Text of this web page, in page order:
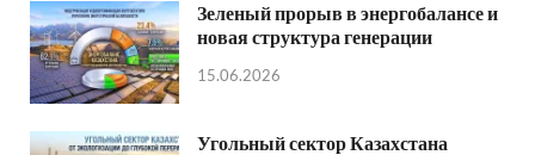
Зеленый прорыв в энергобалансе и
новая структура генерации
15.06.2026
Угольный сектор Казахстана